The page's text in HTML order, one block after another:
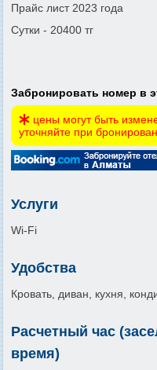
Прайс лист 2023 года
Сутки - 20400 тг
Забронировать номер в
цены могут быть
уточняйте при
Услуги
Wi-Fi
Удобства
Кровать, диван, кухня,
Расчетный час
время)